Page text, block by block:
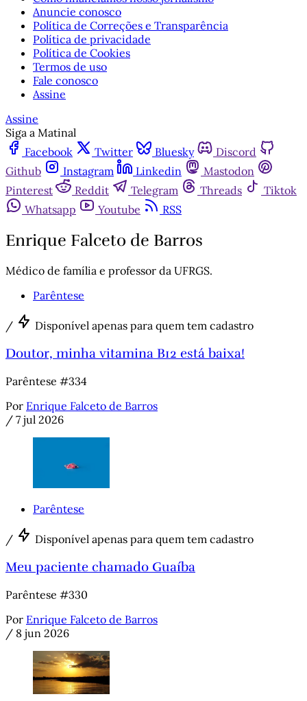
Anuncie conosco
Política de Correções e Transparência
Política de privacidade
Política de Cookies
Termos de uso
Fale conosco
Assine
Assine
Siga a Matinal
Facebook
Twitter Bluesky
Discord
Github
Instagram Linkedin
Mastodon
Pinterest
Reddit Telegram Threads
Tiktok
Whatsapp
Youtube RSS
Enrique Falceto de Barros
Médico de família e professor da UFRGS.
Parêntese
/ Disponível apenas para quem tem cadastro
Doutor, minha vitamina B12 está baixa!
Parêntese #334
Por Enrique Falceto de Barros
/ 7 jul 2026
Parêntese
/ Disponível apenas para quem tem cadastro
Meu paciente chamado Guaíba
Parêntese #330
Por Enrique Falceto de Barros
/ 8 jun 2026